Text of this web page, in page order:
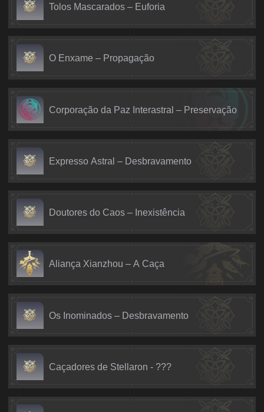
Tolos Mascarados – Euforia
O Enxame – Propagação
Corporação da Paz Interastral – Preservação
Expresso Astral – Desbravamento
Doutores do Caos – Inexistência
Aliança Xianzhou – A Caça
Os Inominados – Desbravamento
Caçadores de Stellaron - ???